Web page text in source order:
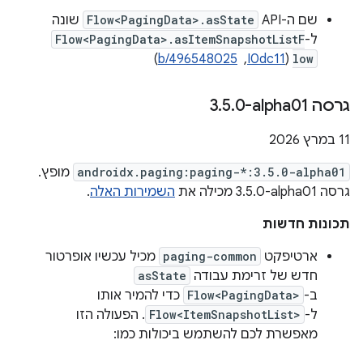
שם ה-API‏
Flow<PagingData>.asState שונה
ל-Flow<PagingData>.asItemSnapshotListF
low
(
I0dc11
, ‏
b/496548025
)
גרסה ‎3 .5.0-alpha01
‫11 במרץ 2026
androidx.paging:paging-*:3.5.0-alpha01 מופץ.
גרסה ‎3.5.0-alpha01 מכילה את
השמירות האלה.
תכונות חדשות
ארטיפקט paging-common מכיל עכשיו אופרטור
חדש של זרימת עבודה asState
ב- Flow<PagingData> כדי להמיר אותו
ל- Flow<ItemSnapshotList> . הפעולה הזו
מאפשרת לכם להשתמש ביכולות כמו: